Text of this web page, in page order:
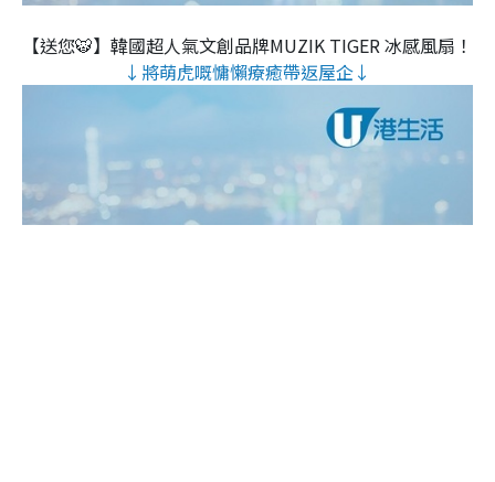
【送您🐯】韓國超人氣文創品牌MUZIK TIGER 冰感風扇！
↓將萌虎嘅慵懶療癒帶返屋企↓